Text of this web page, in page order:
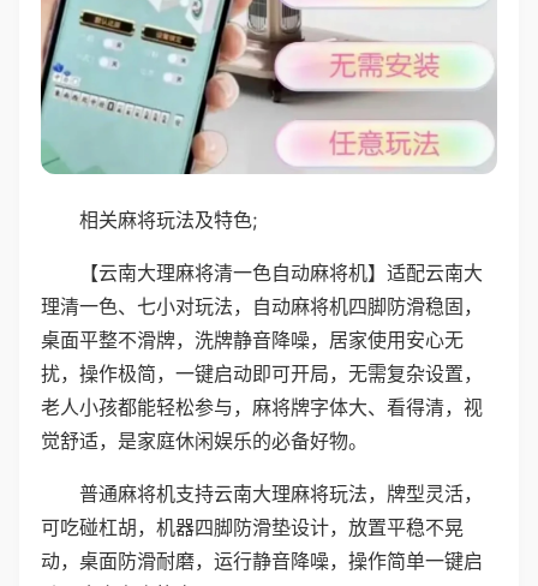
相关麻将玩法及特色;
【云南大理麻将清一色自动麻将机】适配云南大
理清一色、七小对玩法，自动麻将机四脚防滑稳固，
桌面平整不滑牌，洗牌静音降噪，居家使用安心无
扰，操作极简，一键启动即可开局，无需复杂设置，
老人小孩都能轻松参与，麻将牌字体大、看得清，视
觉舒适，是家庭休闲娱乐的必备好物。
普通麻将机支持云南大理麻将玩法，牌型灵活，
可吃碰杠胡，机器四脚防滑垫设计，放置平稳不晃
动，桌面防滑耐磨，运行静音降噪，操作简单一键启